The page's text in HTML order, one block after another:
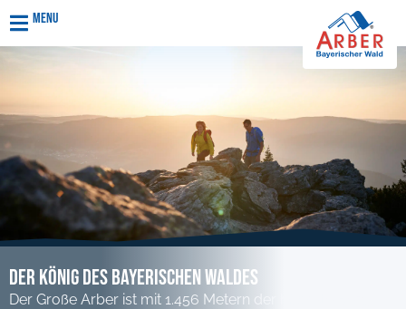
Menu
Der KÖnig des Bayerischen Waldes
Der Große Arber ist mit 1.456 Metern der höchste Berg